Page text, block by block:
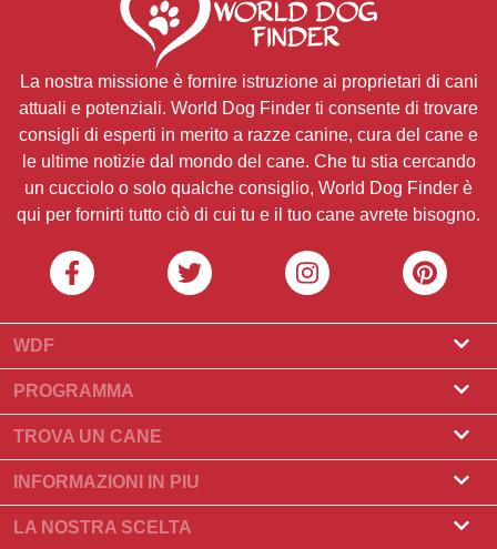
La nostra missione è fornire istruzione ai proprietari di cani
attuali e potenziali. World Dog Finder ti consente di trovare
consigli di esperti in merito a razze canine, cura del cane e
le ultime notizie dal mondo del cane. Che tu stia cercando
un cucciolo o solo qualche consiglio, World Dog Finder è
qui per fornirti tutto ciò di cui tu e il tuo cane avrete bisogno.
WDF
Riguardo a noi
Cos'è World Dog Finder
Quali associazioni accettiamo?
Contatto
I nostri partner
PROGRAMMA
Programma Allevatore
Programma per toelettatori
TROVA UN CANE
Trova un allevatore
Compra un cane
INFORMAZIONI IN PIU
Razze di cani
LA NOSTRA SCELTA